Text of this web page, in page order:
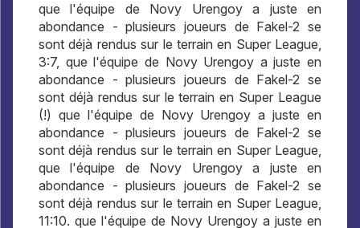
que l'équipe de Novy Urengoy a juste en
abondance - plusieurs joueurs de Fakel-2 se
sont déjà rendus sur le terrain en Super League,
3:7, que l'équipe de Novy Urengoy a juste en
abondance - plusieurs joueurs de Fakel-2 se
sont déjà rendus sur le terrain en Super League
(!) que l'équipe de Novy Urengoy a juste en
abondance - plusieurs joueurs de Fakel-2 se
sont déjà rendus sur le terrain en Super League,
que l'équipe de Novy Urengoy a juste en
abondance - plusieurs joueurs de Fakel-2 se
sont déjà rendus sur le terrain en Super League,
11:10. que l'équipe de Novy Urengoy a juste en